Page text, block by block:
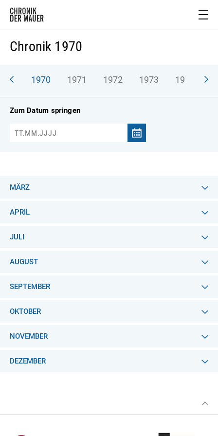
Chronik 1970
1970 1971 1972 1973 1974
Zum Datum springen
MÄRZ
APRIL
JULI
AUGUST
SEPTEMBER
OKTOBER
NOVEMBER
DEZEMBER